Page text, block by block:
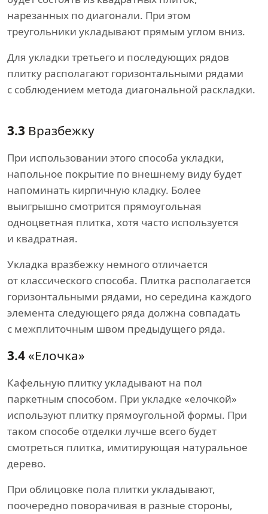
нарезанных по диагонали. При этом
треугольники укладывают прямым углом вниз.
Для укладки третьего и последующих рядов
плитку располагают горизонтальными рядами
с соблюдением метода диагональной раскладки.
3.3 Вразбежку
При использовании этого способа укладки,
напольное покрытие по внешнему виду будет
напоминать кирпичную кладку. Более
выигрышно смотрится прямоугольная
одноцветная плитка, хотя часто используется
и квадратная.
Укладка вразбежку немного отличается
от классического способа. Плитка располагается
горизонтальными рядами, но середина каждого
элемента следующего ряда должна совпадать
с межплиточным швом предыдущего ряда.
3.4 «Елочка»
Кафельную плитку укладывают на пол
паркетным способом. При укладке «елочкой»
используют плитку прямоугольной формы. При
таком способе отделки лучше всего будет
смотреться плитка, имитирующая натуральное
дерево.
При облицовке пола плитки укладывают,
поочередно поворачивая в разные стороны,